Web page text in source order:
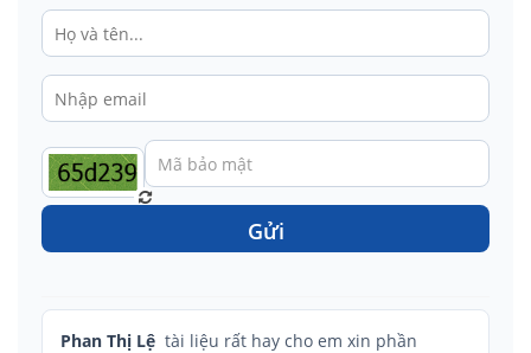
Gửi
Phan Thị Lệ tài liệu rất hay cho em xin phần